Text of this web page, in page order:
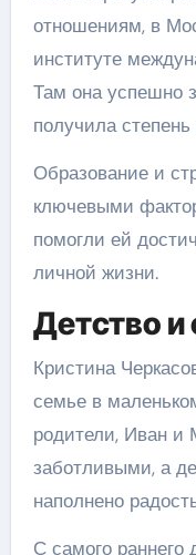
отношениям, в
институте
Там она успешно
получила степень
Образование и
ключевыми
помогли ей
личной жизни.
Детство и
Кристина
семье в
родители, Иван
заботливыми, а
наполнено
С самого раннего